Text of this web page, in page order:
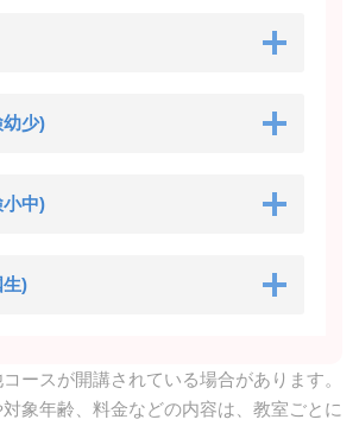
幼少)
小中)
生)
コースが開講されている場合があります。
象年齢、料金などの内容は、教室ごとに